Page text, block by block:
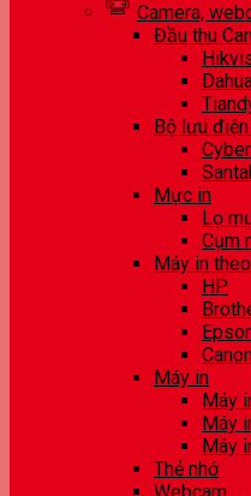
Camera,
Đầu thu
Bộ lưu
Mực in
Lọ
Cụm
Máy in
HP
Máy in
Máy
Máy
Máy
Thẻ nhớ